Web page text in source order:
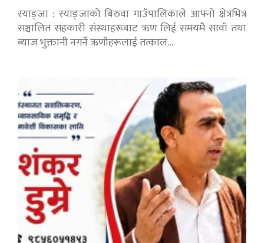
स्याङ्जा : स्याङ्जाको बिरुवा गाउँपालिकाले आफ्नो क्षेत्रभित्र
सञ्चालित सहकारी संस्थाहरूबाट ऋण लिई समयमै सावाँ तथा
ब्याज भुक्तानी नगर्ने ऋणीहरूलाई तत्काल…